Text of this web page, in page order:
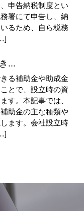
申告納税制度とい
署にて申告し、納
るため、自ら税務
...
る補助金や助成金
とで、設立時の資
す。本記事では、
助金の主な種類や
ます。会社設立時